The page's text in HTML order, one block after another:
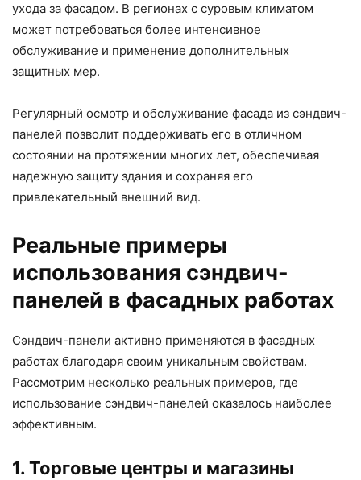
ухода за фасадом. В регионах с суровым климатом
может потребоваться более интенсивное
обслуживание и применение дополнительных
защитных мер.
Регулярный осмотр и обслуживание фасада из сэндвич-
панелей позволит поддерживать его в отличном
состоянии на протяжении многих лет, обеспечивая
надежную защиту здания и сохраняя его
привлекательный внешний вид.
Реальные примеры
использования сэндвич-
панелей в фасадных работах
Сэндвич-панели активно применяются в фасадных
работах благодаря своим уникальным свойствам.
Рассмотрим несколько реальных примеров, где
использование сэндвич-панелей оказалось наиболее
эффективным.
1. Торговые центры и магазины